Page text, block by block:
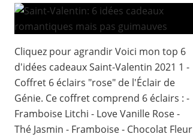
Cliquez pour agrandir Voici mon top 6
d'idées cadeaux Saint-Valentin 2021 1 -
Coffret 6 éclairs "rose" de l'Éclair de
Génie. Ce coffret comprend 6 éclairs : -
Framboise Litchi - Love Vanille Rose -
Thé Jasmin - Framboise - Chocolat Fleur